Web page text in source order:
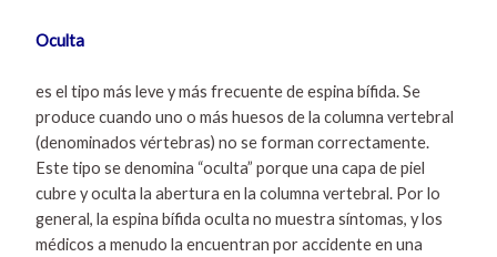
Oculta
es el tipo más leve y más frecuente de espina bífida. Se
produce cuando uno o más huesos de la columna vertebral
(denominados vértebras) no se forman correctamente.
Este tipo se denomina “oculta” porque una capa de piel
cubre y oculta la abertura en la columna vertebral. Por lo
general, la espina bífida oculta no muestra síntomas, y los
médicos a menudo la encuentran por accidente en una